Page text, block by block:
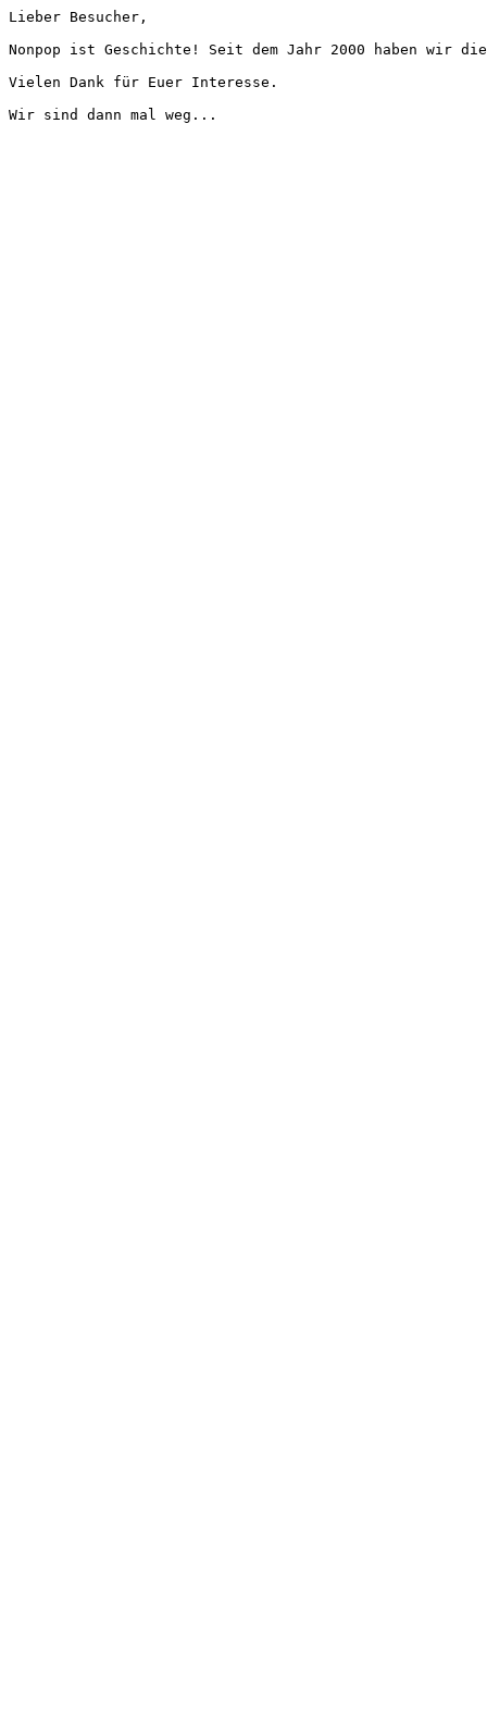
Lieber Besucher,
Nonpop ist Geschichte! Seit dem Jahr 2000 haben wir
Vielen Dank für Euer Interesse.
Wir sind dann mal weg...